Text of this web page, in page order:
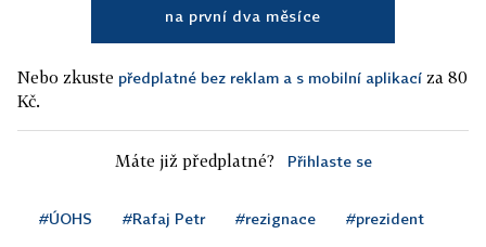
na první dva měsíce
Nebo zkuste předplatné bez reklam a s mobilní aplikací za 80
Kč.
Máte již předplatné? Přihlaste se
#ÚOHS #Rafaj Petr #rezignace #prezident